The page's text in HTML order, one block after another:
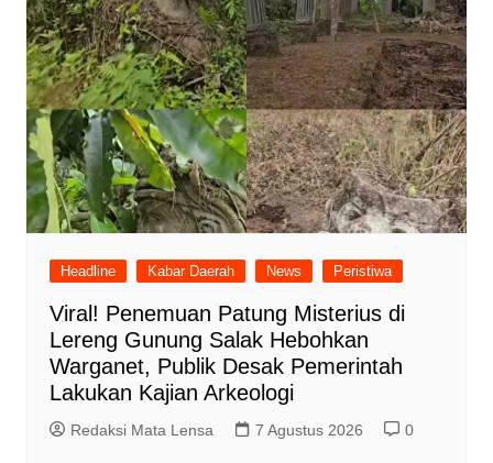
Headline Kabar Daerah News Peristiwa
Viral! Penemuan Patung Misterius di
Lereng Gunung Salak Hebohkan
Warganet, Publik Desak Pemerintah
Lakukan Kajian Arkeologi
Redaksi Mata Lensa 7 Agustus 2026 0